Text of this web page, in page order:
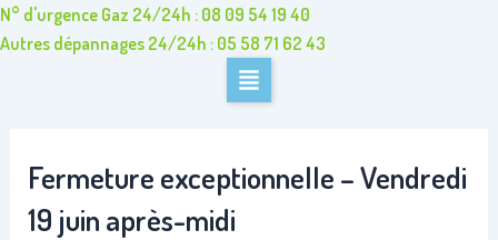
Aller
au
N° d'urgence Gaz 24/24h : 08 09 54 19 40
Autres dépannages 24/24h : 05 58 71 62 43
Fermeture exceptionnelle – Vendredi
19 juin après-midi